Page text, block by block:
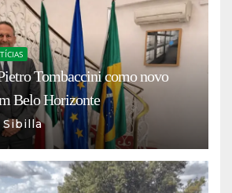
Tombaccini como novo
Belo Horizonte
Sibilla